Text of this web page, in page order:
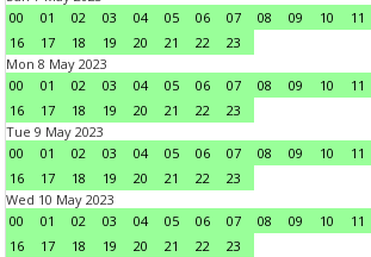
00
01 02 03 04 05 06 07 08 09 10 11
16
17 18 19 20 21 22
23
Mon 8 May 2023
00
01 02 03 04 05 06 07 08 09 10 11
16
17 18 19 20 21 22
23
Tue 9 May 2023
00
01 02 03 04 05 06 07 08 09 10 11
16
17 18 19 20 21 22
23
Wed 10 May 2023
00
01 02 03 04 05 06 07 08 09 10 11
16
17 18 19 20 21 22
23